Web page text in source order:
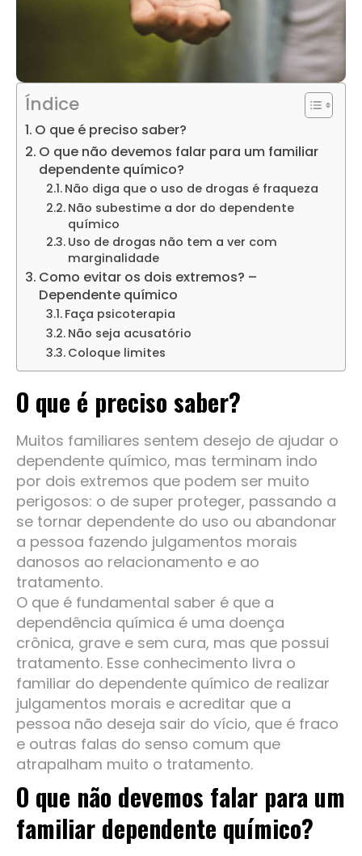
Índice
O que é preciso saber?
O que não devemos falar para um familiar
dependente químico?
Não diga que o uso de drogas é fraqueza
Não subestime a dor do dependente
químico
Uso de drogas não tem a ver com
marginalidade
Como evitar os dois extremos? –
Dependente químico
Faça psicoterapia
Não seja acusatório
Coloque limites
O que é preciso saber?
Muitos familiares sentem desejo de ajudar o
dependente químico, mas terminam indo
por dois extremos que podem ser muito
perigosos: o de super proteger, passando a
se tornar dependente do uso ou abandonar
a pessoa fazendo julgamentos morais
danosos ao relacionamento e ao
tratamento.
O que é fundamental saber é que a
dependência química é uma doença
crônica, grave e sem cura, mas que possui
tratamento. Esse conhecimento livra o
familiar do dependente químico de realizar
julgamentos morais e acreditar que a
pessoa não deseja sair do vício, que é fraco
e outras falas do senso comum que
atrapalham muito o tratamento.
O que não devemos falar para um
familiar dependente químico?